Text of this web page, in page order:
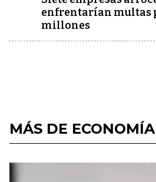
enfrentarían multas
millones
MÁS DE ECONOMÍA